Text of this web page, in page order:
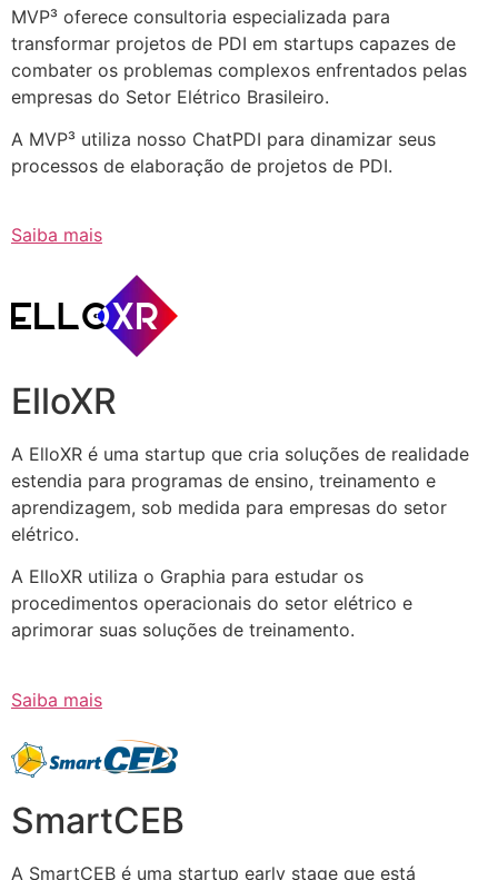
MVP³ oferece consultoria especializada para
transformar projetos de PDI em startups capazes de
combater os problemas complexos enfrentados pelas
empresas do Setor Elétrico Brasileiro.
A MVP³ utiliza nosso ChatPDI para dinamizar seus
processos de elaboração de projetos de PDI.
Saiba mais
ElloXR
A ElloXR é uma startup que cria soluções de realidade
estendia para programas de ensino, treinamento e
aprendizagem, sob medida para empresas do setor
elétrico.
A ElloXR utiliza o Graphia para estudar os
procedimentos operacionais do setor elétrico e
aprimorar suas soluções de treinamento.
Saiba mais
SmartCEB
A SmartCEB é uma startup early stage que está